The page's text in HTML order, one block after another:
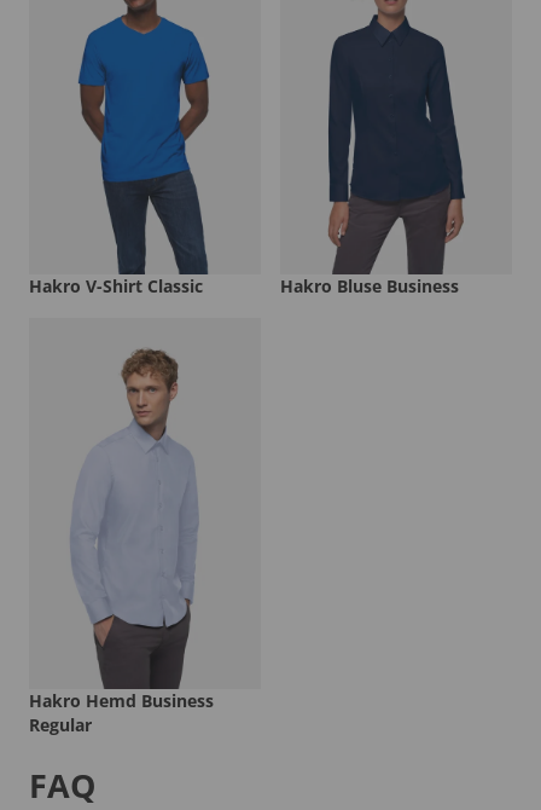
Hakro V-Shirt Classic Hakro Bluse Business
Hakro Hemd Business
Regular
FAQ